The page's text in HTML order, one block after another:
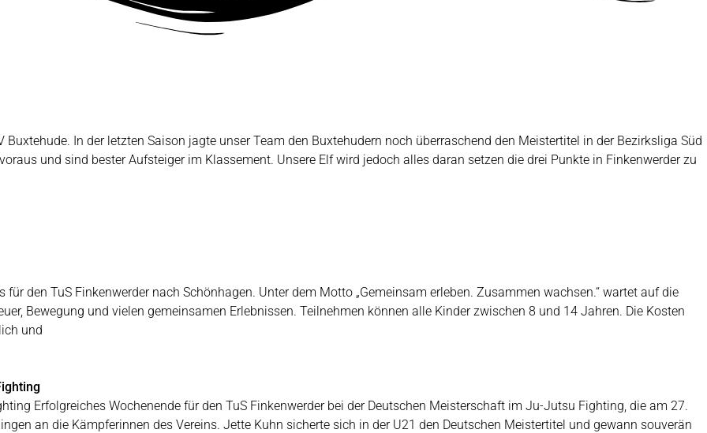
In der letzten Saison jagte unser Team den Buxtehudern noch überraschend den Meistertitel in der Bezirksliga Süd
und sind bester Aufsteiger im Klassement. Unsere Elf wird jedoch alles daran setzen die drei Punkte in Finkenwerder zu
den TuS Finkenwerder nach Schönhagen. Unter dem Motto „Gemeinsam erleben. Zusammen wachsen.“ wartet auf die
Bewegung und vielen gemeinsamen Erlebnissen. Teilnehmen können alle Kinder zwischen 8 und 14 Jahren. Die Kosten
und
Erfolgreiches Wochenende für den TuS Finkenwerder bei der Deutschen Meisterschaft im Ju-Jutsu Fighting, die am 27.
an die Kämpferinnen des Vereins. Jette Kuhn sicherte sich in der U21 den Deutschen Meistertitel und gewann souverän